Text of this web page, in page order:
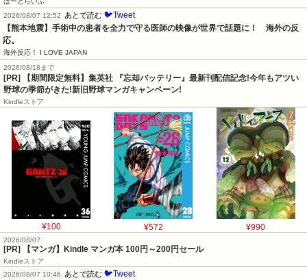
2026/08/07 12:52
あとで読む 🐦Tweet
【熊本地震】手術中の患者を全力で守る医師の映像が世界で話題に！　海外の反
応。
海外反応！ I LOVE JAPAN
2026/08/18まで
[PR] 【期間限定無料】集英社 『忘却バッテリー』最新刊配信記念!今年もアツい
野球の季節がきた!新旧野球マンガキャンペーン!
Kindleストア
¥100 ¥572 ¥990
2026/08/07
[PR] 【マンガ】Kindle マンガ本 100円～200円セール
Kindleストア
2026/08/07 10:46
あとで読む 🐦Tweet